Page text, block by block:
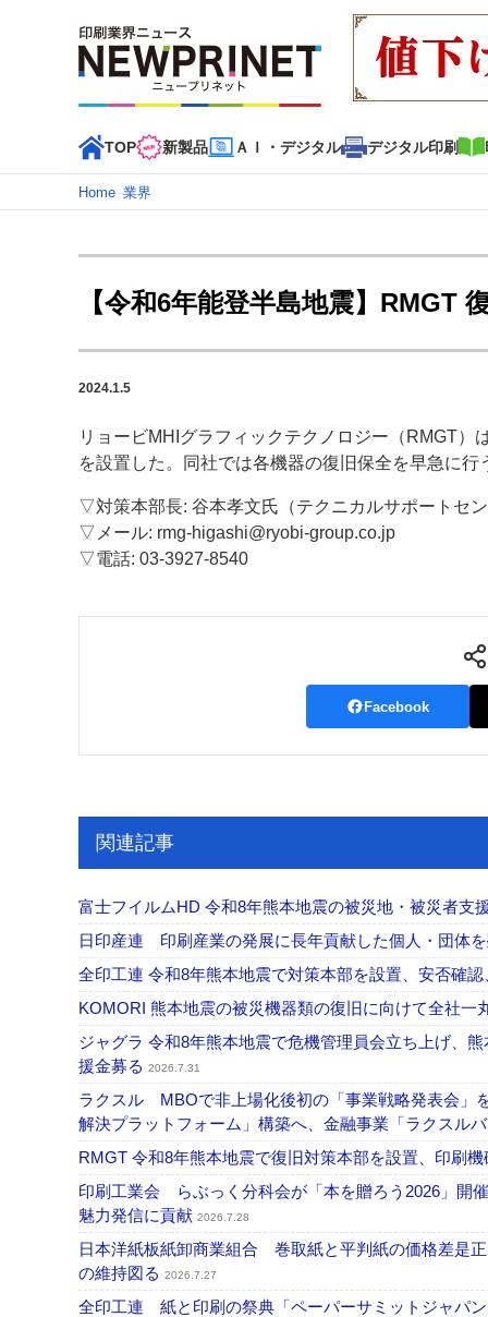
TOP 新製品 ＡＩ・デジタル デジタル印刷
インデックス
TOP 新着記事 特集記事 動画コンテンツ
カテゴリー一覧
新商品 新製品 ＡＩ・デジタル デジタル印刷 印
特集記事カテゴリー一覧
2022 見える化・MIS特集 特集・デジタル印刷 アイデ
特集・デジタル印刷 ～ 新成長軌道を描く
案内
発刊案内
サイトポリ
Home–業界
【令和6年能登半島地震】RMGT
2024.1.5
リョービMHIグラフィックテクノロジー（RMGT
を設置した。同社では各機器の復旧保全を早急に行
▽対策本部長: 谷本孝文氏（テクニカルサポートセン
▽メール: rmg-higashi@ryobi-group.co.jp
▽電話: 03-3927-8540
Facebook
関連記事
富士フイルムHD 令和8年熊本地震の被災地・被災者支
日印産連 印刷産業の発展に長年貢献した個人・団体
全印工連 令和8年熊本地震で対策本部を設置、安否確
KOMORI 熊本地震の被災機器類の復旧に向けて全社
ジャグラ 令和8年熊本地震で危機管理員会立ち上げ、
援金募る 2026.7.31
ラクスル MBOで非上場化後初の「事業戦略発表会」
解決プラットフォーム」構築へ、金融事業「ラクスル
RMGT 令和8年熊本地震で復旧対策本部を設置、印刷
印刷工業会 らぶっく分科会が「本を贈ろう2026」開
魅力発信に貢献 2026.7.28
日本洋紙板紙卸商業組合 巻取紙と平判紙の価格差是
の維持図る 2026.7.27
全印工連 紙と印刷の祭典「ペーパーサミットジャパ